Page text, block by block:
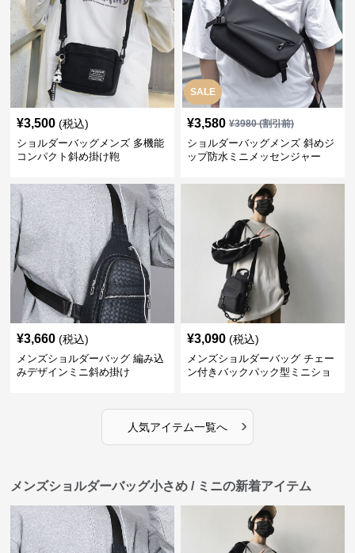
¥3,500 (税込)
ショルダーバッグメンズ 多機能
コンパクト斜め掛け鞄
SALE
¥3,580 ¥3980(割引前)
ショルダーバッグメンズ 斜めジ
ップ防水ミニメッセンジャー
¥3,660 (税込)
メンズショルダーバッグ 編み込
みデザインミニ斜め掛け
¥3,090 (税込)
メンズショルダーバッグ チェー
ン付きバックパック型ミニショ
人気アイテム一覧へ ›
メンズショルダーバッグ小さめ / ミニの新着アイテム